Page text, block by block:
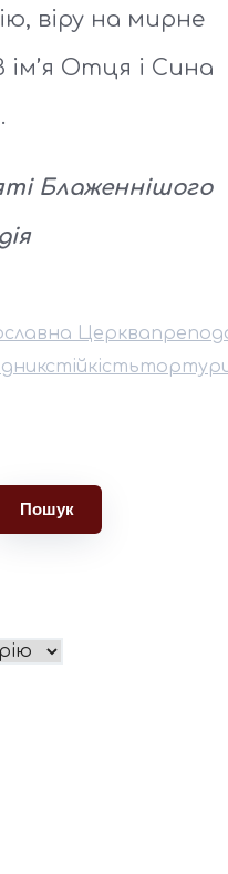
віру на мирне
ім’я Отця і Сина
Блаженнішого
Церква
стійкість